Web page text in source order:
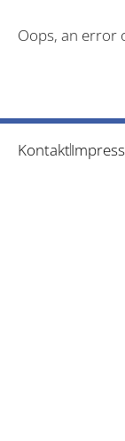
Oops, an error
Kontakt